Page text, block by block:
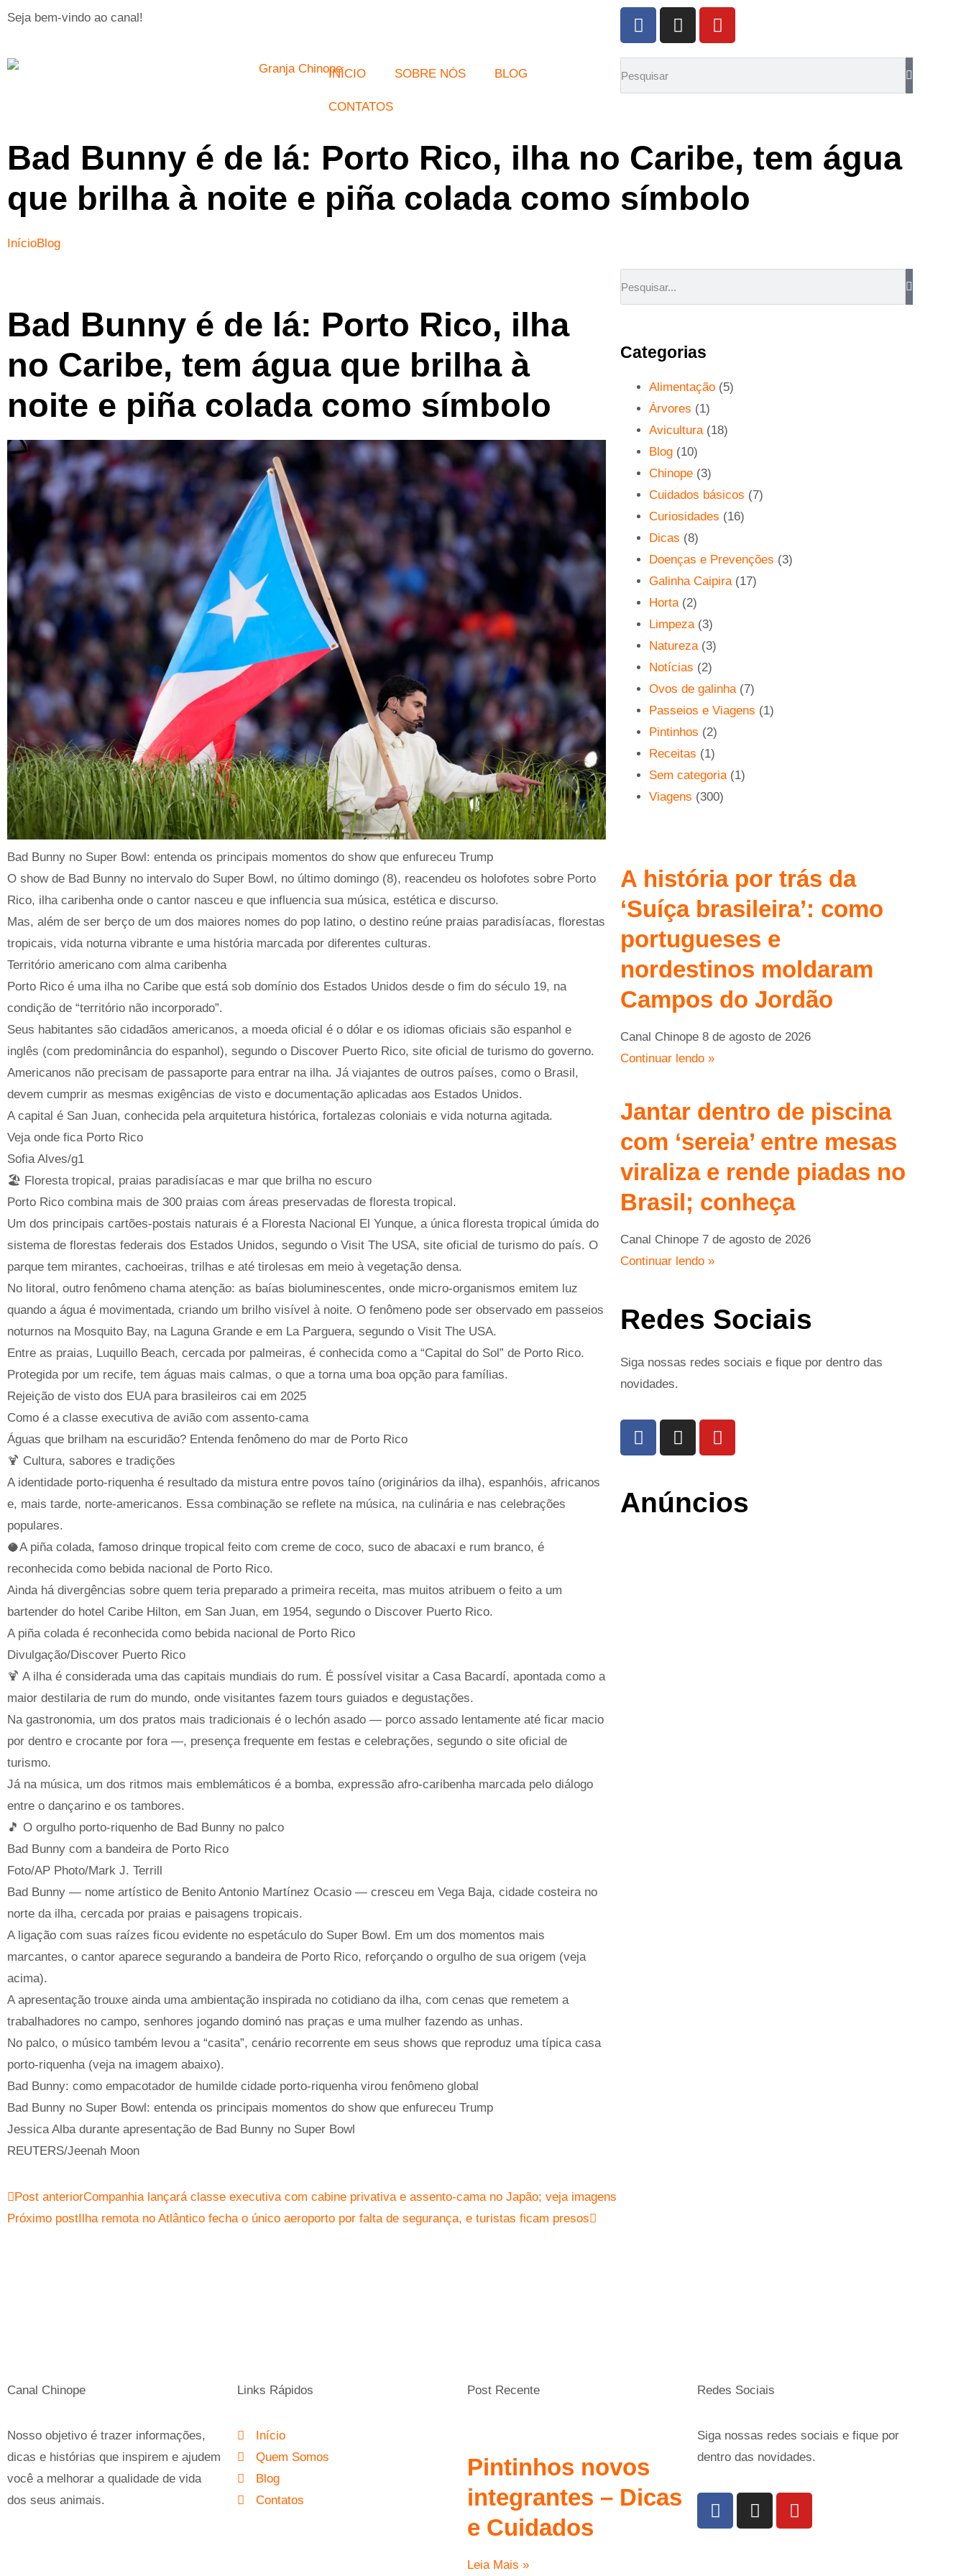
Seja bem-vindo ao canal!
INÍCIO SOBRE NÓS BLOG
CONTATOS
Bad Bunny é de lá: Porto Rico, ilha no Caribe, tem água
que brilha à noite e piña colada como símbolo
InícioBlog
Bad Bunny é de lá: Porto Rico, ilha
no Caribe, tem água que brilha à
noite e piña colada como símbolo
Bad Bunny no Super Bowl: entenda os principais momentos do show que enfureceu Trump
O show de Bad Bunny no intervalo do Super Bowl, no último domingo (8), reacendeu os holofotes sobre Porto
Rico, ilha caribenha onde o cantor nasceu e que influencia sua música, estética e discurso.
Mas, além de ser berço de um dos maiores nomes do pop latino, o destino reúne praias paradisíacas, florestas
tropicais, vida noturna vibrante e uma história marcada por diferentes culturas.
Território americano com alma caribenha
Porto Rico é uma ilha no Caribe que está sob domínio dos Estados Unidos desde o fim do século 19, na
condição de “território não incorporado”.
Seus habitantes são cidadãos americanos, a moeda oficial é o dólar e os idiomas oficiais são espanhol e
inglês (com predominância do espanhol), segundo o Discover Puerto Rico, site oficial de turismo do governo.
Americanos não precisam de passaporte para entrar na ilha. Já viajantes de outros países, como o Brasil,
devem cumprir as mesmas exigências de visto e documentação aplicadas aos Estados Unidos.
A capital é San Juan, conhecida pela arquitetura histórica, fortalezas coloniais e vida noturna agitada.
Veja onde fica Porto Rico
Sofia Alves/g1
🏖️ Floresta tropical, praias paradisíacas e mar que brilha no escuro
Porto Rico combina mais de 300 praias com áreas preservadas de floresta tropical.
Um dos principais cartões-postais naturais é a Floresta Nacional El Yunque, a única floresta tropical úmida do
sistema de florestas federais dos Estados Unidos, segundo o Visit The USA, site oficial de turismo do país. O
parque tem mirantes, cachoeiras, trilhas e até tirolesas em meio à vegetação densa.
No litoral, outro fenômeno chama atenção: as baías bioluminescentes, onde micro-organismos emitem luz
quando a água é movimentada, criando um brilho visível à noite. O fenômeno pode ser observado em passeios
noturnos na Mosquito Bay, na Laguna Grande e em La Parguera, segundo o Visit The USA.
Entre as praias, Luquillo Beach, cercada por palmeiras, é conhecida como a “Capital do Sol” de Porto Rico.
Protegida por um recife, tem águas mais calmas, o que a torna uma boa opção para famílias.
Rejeição de visto dos EUA para brasileiros cai em 2025
Como é a classe executiva de avião com assento-cama
Águas que brilham na escuridão? Entenda fenômeno do mar de Porto Rico
🍹 Cultura, sabores e tradições
A identidade porto-riquenha é resultado da mistura entre povos taíno (originários da ilha), espanhóis, africanos
e, mais tarde, norte-americanos. Essa combinação se reflete na música, na culinária e nas celebrações
populares.
🥥A piña colada, famoso drinque tropical feito com creme de coco, suco de abacaxi e rum branco, é
reconhecida como bebida nacional de Porto Rico.
Ainda há divergências sobre quem teria preparado a primeira receita, mas muitos atribuem o feito a um
bartender do hotel Caribe Hilton, em San Juan, em 1954, segundo o Discover Puerto Rico.
A piña colada é reconhecida como bebida nacional de Porto Rico
Divulgação/Discover Puerto Rico
🍹 A ilha é considerada uma das capitais mundiais do rum. É possível visitar a Casa Bacardí, apontada como a
maior destilaria de rum do mundo, onde visitantes fazem tours guiados e degustações.
Na gastronomia, um dos pratos mais tradicionais é o lechón asado — porco assado lentamente até ficar macio
por dentro e crocante por fora —, presença frequente em festas e celebrações, segundo o site oficial de
turismo.
Já na música, um dos ritmos mais emblemáticos é a bomba, expressão afro-caribenha marcada pelo diálogo
entre o dançarino e os tambores.
🎵 O orgulho porto-riquenho de Bad Bunny no palco
Bad Bunny com a bandeira de Porto Rico
Foto/AP Photo/Mark J. Terrill
Bad Bunny — nome artístico de Benito Antonio Martínez Ocasio — cresceu em Vega Baja, cidade costeira no
norte da ilha, cercada por praias e paisagens tropicais.
A ligação com suas raízes ficou evidente no espetáculo do Super Bowl. Em um dos momentos mais
marcantes, o cantor aparece segurando a bandeira de Porto Rico, reforçando o orgulho de sua origem (veja
acima).
A apresentação trouxe ainda uma ambientação inspirada no cotidiano da ilha, com cenas que remetem a
trabalhadores no campo, senhores jogando dominó nas praças e uma mulher fazendo as unhas.
No palco, o músico também levou a “casita”, cenário recorrente em seus shows que reproduz uma típica casa
porto-riquenha (veja na imagem abaixo).
Bad Bunny: como empacotador de humilde cidade porto-riquenha virou fenômeno global
Bad Bunny no Super Bowl: entenda os principais momentos do show que enfureceu Trump
Jessica Alba durante apresentação de Bad Bunny no Super Bowl
REUTERS/Jeenah Moon
Categorias
Alimentação (5)
Árvores (1)
Avicultura(18)
Blog (10)
Chinope (3)
Cuidados básicos (7)
Curiosidades (16)
Dicas (8)
Doenças e Prevenções (3)
Galinha Caipira(17)
Horta(2)
Limpeza(3)
Natureza(3)
Notícias (2)
Ovos de galinha(7)
Passeios e Viagens (1)
Pintinhos (2)
Receitas (1)
Sem categoria(1)
Viagens (300)
A história por trás da
‘Suíça brasileira’: como
portugueses e
nordestinos moldaram
Campos do Jordão
Canal Chinope8 de agosto de 2026
Continuar lendo »
Jantar dentro de piscina
com ‘sereia’ entre mesas
viraliza e rende piadas no
Brasil; conheça
Canal Chinope 7 de agosto de 2026
Continuar lendo »
Redes Sociais
Siga nossas redes sociais e fique por dentro das
novidades.
Anúncios
Post anteriorCompanhia lançará classe executiva com cabine privativa e assento-cama no Japão; veja imagens
Próximo postIlha remota no Atlântico fecha o único aeroporto por falta de segurança, e turistas ficam presos
Canal Chinope
Nosso objetivo é trazer informações,
dicas e histórias que inspirem e ajudem
você a melhorar a qualidade de vida
dos seus animais.
Links Rápidos
Início
Quem Somos
Blog
Contatos
Post Recente
Pintinhos novos
integrantes – Dicas
e Cuidados
Leia Mais »
Redes Sociais
Siga nossas redes sociais e fique por
dentro das novidades.